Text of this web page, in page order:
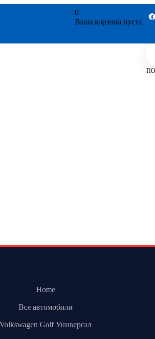
0
Ваша корзина пуста
Home
Все автомобили
Volkswagen Golf Универсал